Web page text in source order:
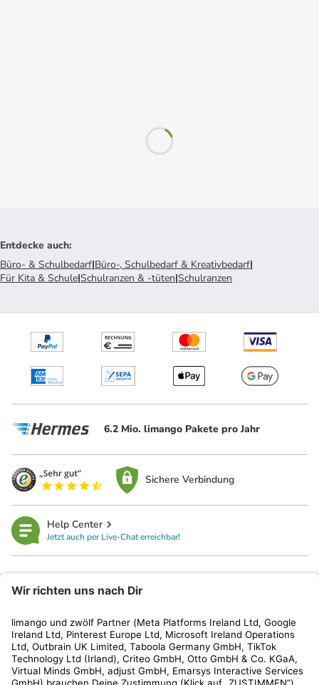
Entdecke auch:
Büro- & Schulbedarf|Büro-, Schulbedarf & Kreativbedarf|
Für Kita & Schule|Schulranzen & -tüten|Schulranzen
6.2 Mio. limango Pakete pro Jahr
Sichere Verbindung
Help Center
Jetzt auch per Live-Chat erreichbar!
Kundenservice
Shop